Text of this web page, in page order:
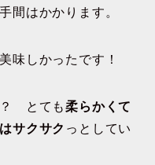
間はかかります。
味しかったです！
？ とても柔らかくて
サクサク っとしてい